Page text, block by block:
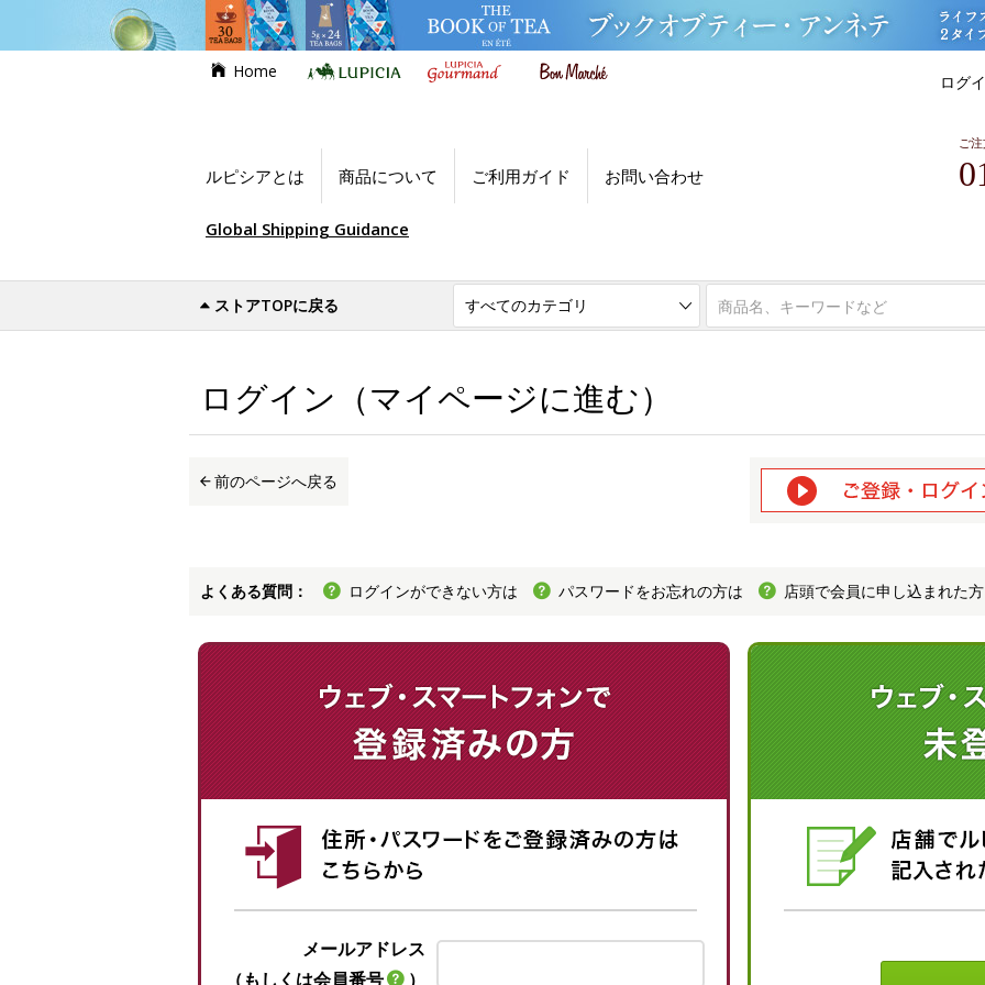
Home
ログ
ルピシアとは 商品について ご利用ガイド お問い合わせ
ご
Global Shipping Guidance
ストアTOPに戻る
世界のお茶専門店ルピシア ログイン（マイページに進む）
ログイン（マイページに進む）
前のページへ戻る
よくある質問： ログインができない方は パスワードをお忘れの方は 店頭で会員に申し込まれた
メールアドレス
（もしくは会員番号
）